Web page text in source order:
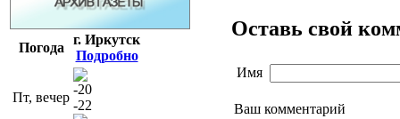
Погода
г. Иркутск
Подробно
Пт, вечер
-20
-22
Оставь свой
Имя
Ваш комментарий